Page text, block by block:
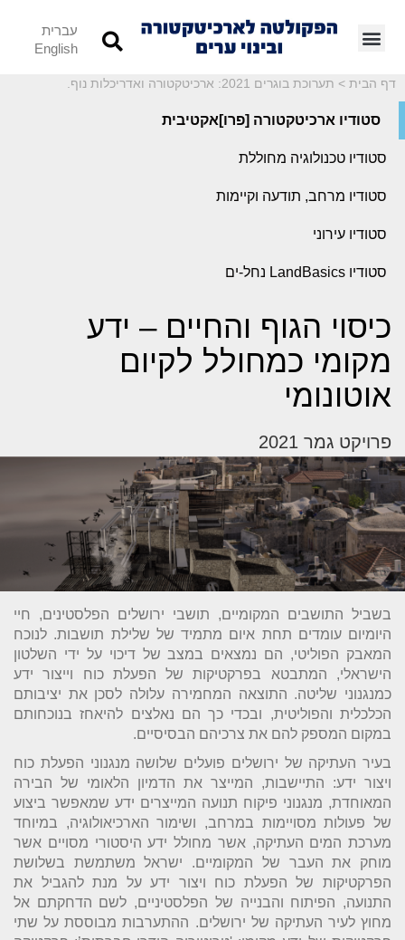
עברית
English
דף הבית > תערוכת בוגרים 2021: ארכיטקטורה ואדריכלות נוף.
סטודיו ארכיטקטורה [פרו]אקטיבית
סטודיו טכנולוגיה מחוללת
סטודיו מרחב, תודעה וקיימות
סטודיו עירוני
סטודיו LandBasics נחל-ים
כיסוי הגוף והחיים – ידע
מקומי כמחולל לקיום
אוטונומי
פרויקט גמר 2021
בשביל התושבים המקומיים, תושבי ירושלים הפלסטינים, חיי
היומיום עומדים תחת איום מתמיד של שלילת תושבות. לנוכח
המאבק הפוליטי, הם נמצאים במצב של דיכוי על ידי השלטון
הישראלי, המתבטא בפרקטיקות של הפעלת כוח וייצור ידע
כמנגנוני שליטה. התוצאה המחמירה עלולה לסכן את יציבותם
הכלכלית והפוליטית, ובכדי כך הם נאלצים להיאחז בנוכחותם
במקום המספק להם את צרכיהם הבסיסיים.
בעיר העתיקה של ירושלים פועלים שלושה מנגנוני הפעלת כוח
ויצור ידע: התיישבות, המייצר את הדמיון הלאומי של הבירה
המאוחדת, מנגנוני פיקוח תנועה המייצרים ידע שמאפשר ביצוע
של פעולות מסויימות במרחב, ושימור הארכיאולוגיה, במיוחד
מערכת המים העתיקה, אשר מחולל ידע היסטורי מסויים אשר
מוחק את העבר של המקומיים. ישראל משתמשת בשלושת
הפרקטיקות של הפעלת כוח ויצור ידע על מנת להגביל את
התנועה, הפיתוח והבנייה של הפלסטיניים, לשם הדחקתם אל
מחוץ לעיר העתיקה של ירושלים. ההתערבות מבוססת על שתי